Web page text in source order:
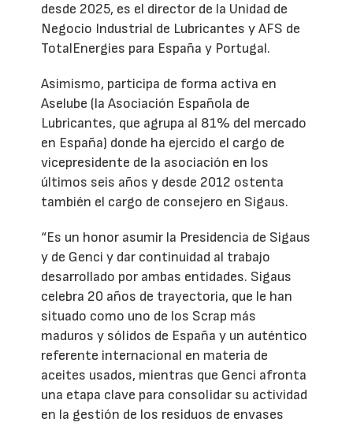
desde 2025, es el director de la Unidad de
Negocio Industrial de Lubricantes y AFS de
TotalEnergies para España y Portugal.
Asimismo, participa de forma activa en
Aselube (la Asociación Española de
Lubricantes, que agrupa al 81% del mercado
en España) donde ha ejercido el cargo de
vicepresidente de la asociación en los
últimos seis años y desde 2012 ostenta
también el cargo de consejero en Sigaus.
“Es un honor asumir la Presidencia de Sigaus
y de Genci y dar continuidad al trabajo
desarrollado por ambas entidades. Sigaus
celebra 20 años de trayectoria, que le han
situado como uno de los Scrap más
maduros y sólidos de España y un auténtico
referente internacional en materia de
aceites usados, mientras que Genci afronta
una etapa clave para consolidar su actividad
en la gestión de los residuos de envases